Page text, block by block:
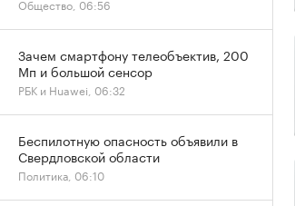
Общество, 06:56
Зачем смартфону телеобъектив, 200
Мп и большой сенсор
РБК и Huawei, 06:32
Беспилотную опасность объявили в
Свердловской области
Политика, 06:10